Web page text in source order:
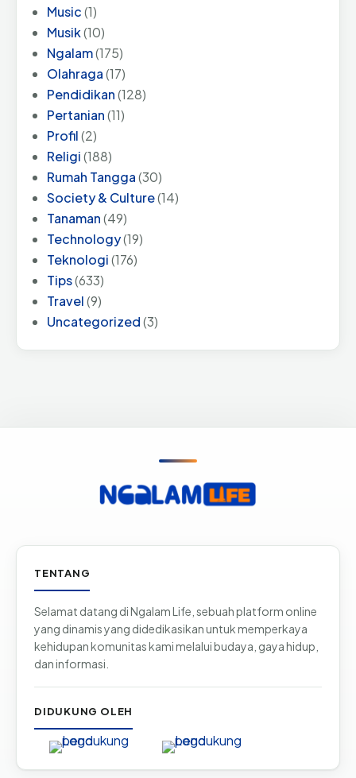
Music(1)
Musik(10)
Ngalam(175)
Olahraga(17)
Pendidikan(128)
Pertanian(11)
Profil(2)
Religi(188)
Rumah Tangga(30)
Society & Culture(14)
Tanaman(49)
Technology(19)
Teknologi(176)
Tips(633)
Travel(9)
Uncategorized(3)
TENTANG
Selamat datang di Ngalam Life, sebuah platform online
yang dinamis yang didedikasikan untuk memperkaya
kehidupan komunitas kami melalui budaya, gaya hidup,
dan informasi.
DIDUKUNG OLEH